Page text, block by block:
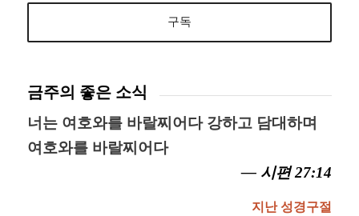
금주의 좋은 소식
너는 여호와를 바랄찌어다 강하고 담대하며
여호와를 바랄찌어다
— 시편 27:14
지난 성경구절